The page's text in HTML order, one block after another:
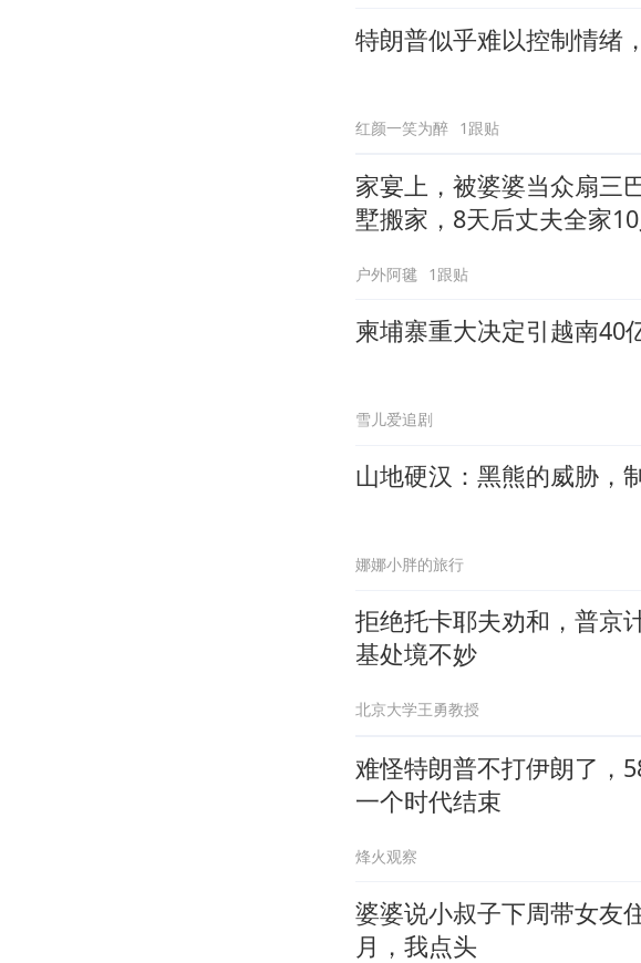
特朗普似乎难以控制情绪
红颜一笑为醉 1跟贴
家宴上，被婆婆当众扇三
墅搬家，8天后丈夫全家
户外阿毽 1跟贴
柬埔寨重大决定引越南40
雪儿爱追剧
山地硬汉：黑熊的威胁，
娜娜小胖的旅行
拒绝托卡耶夫劝和，普京
基处境不妙
北京大学王勇教授
难怪特朗普不打伊朗了，
一个时代结束
烽火观察
婆婆说小叔子下周带女友
月，我点头